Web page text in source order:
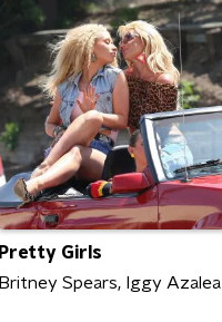
Pretty Girls
Britney Spears, Iggy Azalea